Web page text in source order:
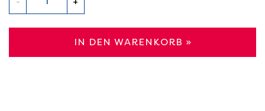
IN DEN WARENKORB »